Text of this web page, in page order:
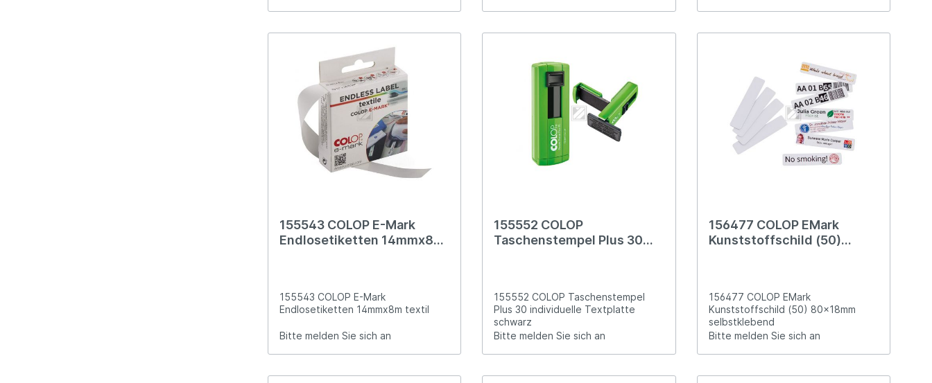
155543 COLOP E-Mark
Endlosetiketten 14mmx8m
155543 COLOP E-Mark
Endlosetiketten 14mmx8m textil
Bitte melden Sie sich an
155552 COLOP
Taschenstempel Plus 30
155552 COLOP Taschenstempel
Plus 30 individuelle Textplatte
schwarz
Bitte melden Sie sich an
156477 COLOP EMark
Kunststoffschild (50)
156477 COLOP EMark
Kunststoffschild (50) 80x18mm
selbstklebend
Bitte melden Sie sich an